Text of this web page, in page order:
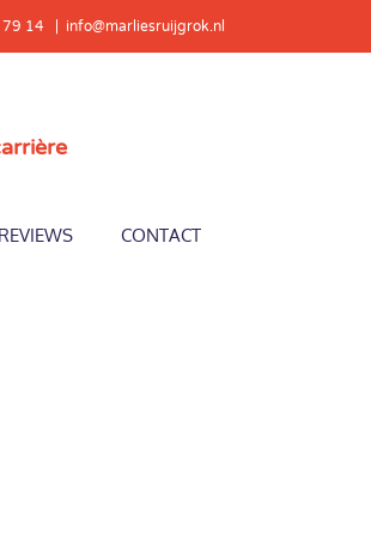
79 14 info@marliesruijgrok.nl
REVIEWS CONTACT